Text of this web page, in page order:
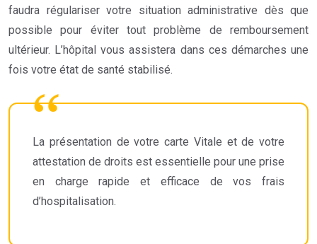
faudra régulariser votre situation administrative dès que
possible pour éviter tout problème de remboursement
ultérieur. L’hôpital vous assistera dans ces démarches une
fois votre état de santé stabilisé.
La présentation de votre carte Vitale et de votre
attestation de droits est essentielle pour une prise
en charge rapide et efficace de vos frais
d’hospitalisation.